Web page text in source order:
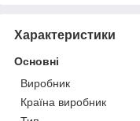
Характеристики
Основні
Виробник
Країна виробник